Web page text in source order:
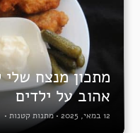
מתכון מנצח
אהוב על ילדים
12 במאי, 2025 •מתנות קטנות •